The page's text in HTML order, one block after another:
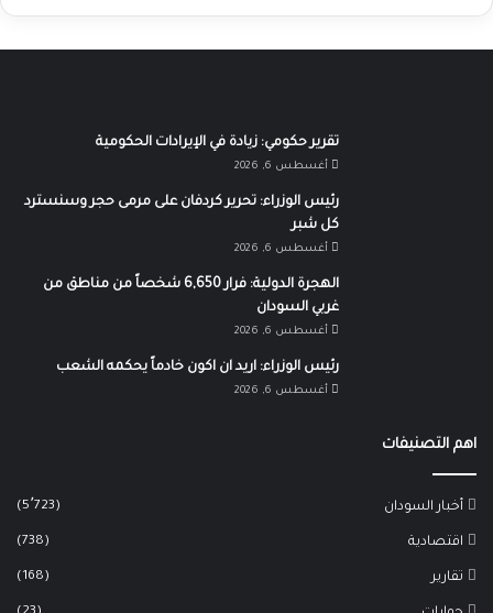
تقرير حكومي: زيادة في الإيرادات الحكومية
أغسطس 6, 2026
رئيس الوزراء: تحرير كردفان على مرمى حجر وسنسترد
كل شبر
أغسطس 6, 2026
الهجرة الدولية: فرار 6,650 شخصاً من مناطق من
غربي السودان
أغسطس 6, 2026
رئيس الوزراء: اريد ان اكون خادماً يحكمه الشعب
أغسطس 6, 2026
اهم التصنيفات
أخبار السودان (5٬723)
اقتصادية (738)
تقارير (168)